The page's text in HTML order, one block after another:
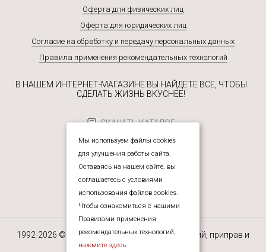
Оферта для физических лиц
Оферта для юридических лиц
Согласие на обработку и передачу персональных данных
Правила применения рекомендательных технологий
В НАШЕМ ИНТЕРНЕТ-МАГАЗИНЕ ВЫ НАЙДЕТЕ ВСЕ, ЧТОБЫ
СДЕЛАТЬ ЖИЗНЬ ВКУСНЕЕ!
СКАЧАТЬ КАТАЛОГ
1992-2026 © ЮРЕАЛ — интернет-магазин специй, приправ и
прочих пищевых ингредиентов.
Мы используем файлы cookies
для улучшения работы сайта.
Оставаясь на нашем сайте, вы
соглашаетесь с условиями
использования файлов cookies.
Чтобы ознакомиться с нашими
Правилами применения
рекомендательных технологий,
нажмите здесь.